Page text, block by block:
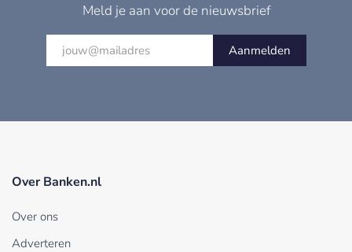
Meld je aan voor de nieuwsbrief
Aanmelden
Over Banken.nl
Over ons
Adverteren